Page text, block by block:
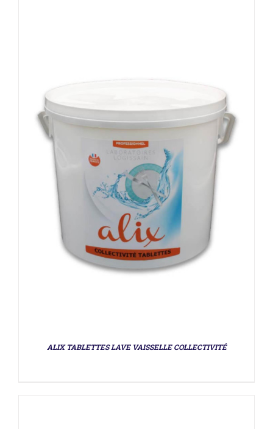
ALIX TABLETTES LAVE VAISSELLE COLLECTIVITÉ
DÉTAILS